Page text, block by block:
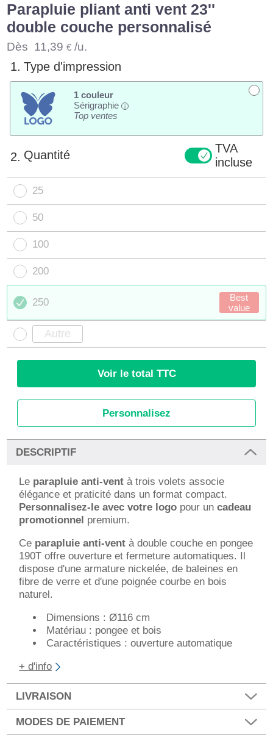
Parapluie pliant anti vent 23''
double couche personnalisé
Dès 11,39 € /u.
1. Type d'impression
1 couleur
Sérigraphie
i
Top ventes
2. Quantité
TVA
incluse
25
50
100
200
250
Best
value
Voir le total TTC
Personnalisez
DESCRIPTIF
Le parapluie anti-vent à trois volets associe
élégance et praticité dans un format compact.
Personnalisez-le avec votre logo pour uncadeau
promotionnel premium.
Ce parapluie anti-vent à double couche en pongee
190T offre ouverture et fermeture automatiques. Il
dispose d'une armature nickelée, de baleines en
fibre de verre et d'une poignée courbe en bois
naturel.
Dimensions : Ø116 cm
Matériau : pongee et bois
Caractéristiques : ouverture automatique
+ d'info
LIVRAISON
MODES DE PAIEMENT